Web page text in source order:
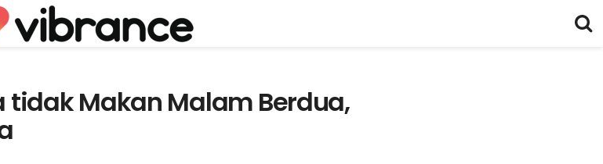
tidak Makan Malam Berdua,